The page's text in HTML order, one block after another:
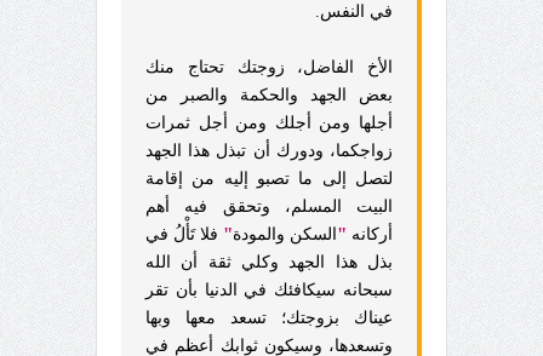
في النفس.
الأخ الفاضل، زوجتك تحتاج منك
بعض الجهد والحكمة والصبر من
أجلها ومن أجلك ومن أجل ثمرات
زواجكما، ودورك أن تبذل هذا الجهد
لتصل إلى ما تصبو إليه من إقامة
البيت المسلم، وتحقق فيه أهم
أركانه " السكن والمودة" فلا تَأْلُ في
بذل هذا الجهد وكلي ثقة أن الله
سبحانه سيكافئك في الدنيا بأن تقر
عيناك بزوجتك؛ تسعد معها وبها
وتسعدها، وسيكون ثوابك أعظم في